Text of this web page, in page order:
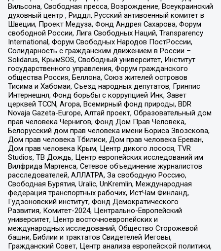
Вильсона, Свободная пресса, Возрождение, Всеукраинский
духовный центр , Риддл, Русский антивоенный комитет в
Швеции, Проект Медуза, Фонд Андрея Сахарова, Форум
свободной России, Лига Свободных Наций, Transparеncy
International, Форум Свободных Народов ПостРоссии,
Солидарность с гражданским движением в России –
Solidarus, КрымSOS, Свободный университет, Институт
государственного управления, Форум гражданского
общества Россия, Беллона, Союз жителей островов
Тисима и Хабомаи, Съезд народных депутатов, Гринпис
Интернешнл, Фонд борьбы с коррупцией Инк, Завет
церквей TCCN, Агора, Всемирный фонд природы, BDR
Novaja Gazeta-Europe, Алтай проект, Образовательный дом
прав человека Чернигов, Фонд Дом Прав Человека,
Белорусский дом прав человека имени Бориса Звозскова,
Дом прав человека Тбилиси, Дом прав человека Ереван,
Дом прав человека Крым, Центр дикого лосося, TVR
Studios, ТВ Дождь, Центр европейских исследований им
Вилфрида Мартенса, Сетевое объединение журналистов
расследователей, АЛЛАТРА, За свободную Россию,
Свободная Бурятия, Uralic, UnKremlin, Международная
федерация транспортных рабочих, ИстЧам Финланд,
Гудзоновский институт, Фонд Демократического
Развития, Комитет-2024, Центрально-Европейский
университет, Центр восточноевропейских и
международных исследований, Общество Сторожевой
башни, Библии и трактатов Свидетелей Иеговы,
Гражданский Совет, Центр анализа европейской политики,